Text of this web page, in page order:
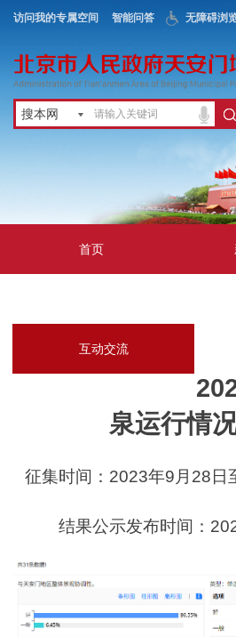
访问我的专属空间 智能问答 无障碍浏
搜本网
首页
互动交流
泉运行情
征集时间：2023年9月28日
结果公示发布时间：